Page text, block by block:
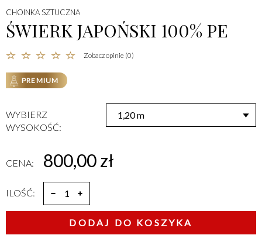
CHOINKA SZTUCZNA
ŚWIERK JAPOŃSKI 100% PE
Zobacz opinie (0)
PREMIUM
WYBIERZ
WYSOKOŚĆ:
CENA: 800,00 zł
ILOŚĆ:
DODAJ DO KOSZYKA